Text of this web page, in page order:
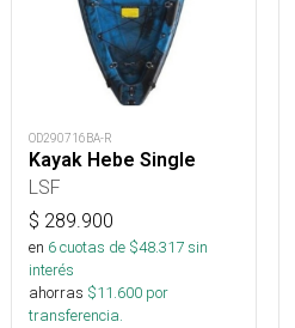
OD290716BA-R
Kayak Hebe Single
LSF
$ 289.900
en 6cuotas de $48.317sin
interés
ahorras $11.600 por
transferencia.